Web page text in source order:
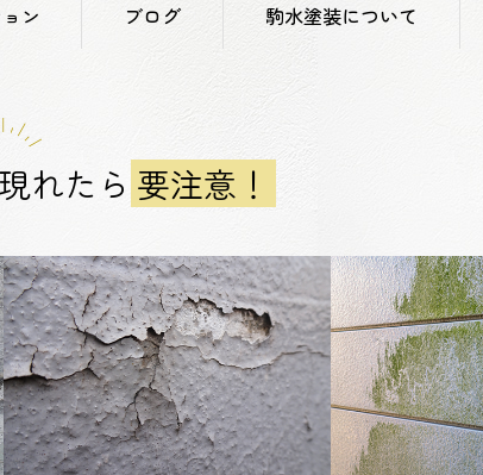
ン ブログ 駒水塗装について
れたら 要注意！